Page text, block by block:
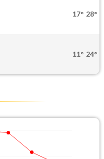
17° 28°
11° 24°